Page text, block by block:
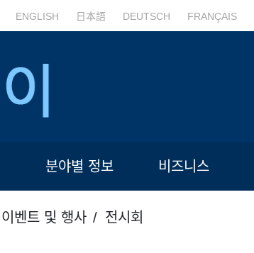
ENGLISH 日本語 DEUTSCH FRANÇAIS
분야별 정보 비즈니스
이벤트 및 행사 전시회